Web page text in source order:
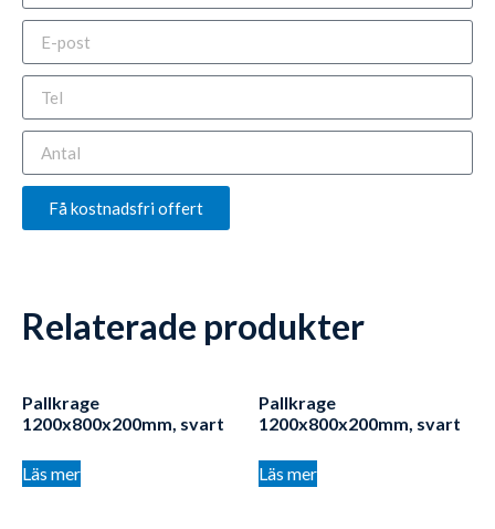
Få kostnadsfri offert
Relaterade produkter
Pallkrage
1200x800x200mm, svart
Läs mer
Pallkrage
1200x800x200mm, svart
Läs mer